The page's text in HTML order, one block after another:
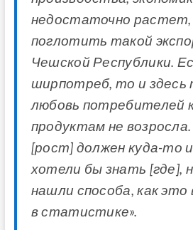
недостаточно
поглотить такой
Чешской Республики.
ширпотреб, то и здесь
любовь потребителей
продуктам не
[рост] должен куда-то
хотели бы знать [где],
нашли способа, как
в статистике».